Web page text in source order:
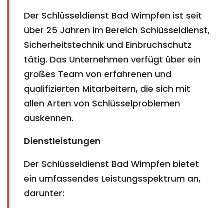
Der Schlüsseldienst Bad Wimpfen ist seit
über 25 Jahren im Bereich Schlüsseldienst,
Sicherheitstechnik und Einbruchschutz
tätig. Das Unternehmen verfügt über ein
großes Team von erfahrenen und
qualifizierten Mitarbeitern, die sich mit
allen Arten von Schlüsselproblemen
auskennen.
Dienstleistungen
Der Schlüsseldienst Bad Wimpfen bietet
ein umfassendes Leistungsspektrum an,
darunter: